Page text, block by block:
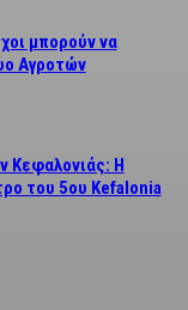
μπορούν να
Αγροτών
Κεφαλονιάς: Η
του 5ου Kefalonia